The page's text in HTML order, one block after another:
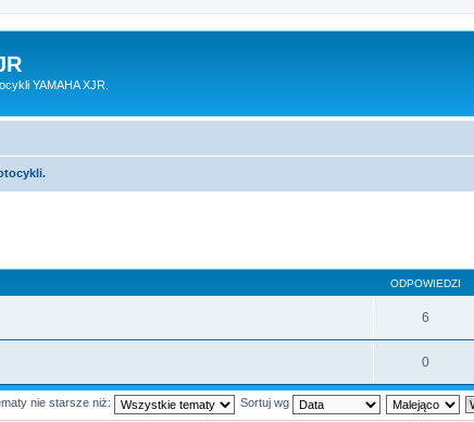
YAMAHA XJR.
ODPOWIEDZI
6
0
nie starsze niż: Sortuj wg